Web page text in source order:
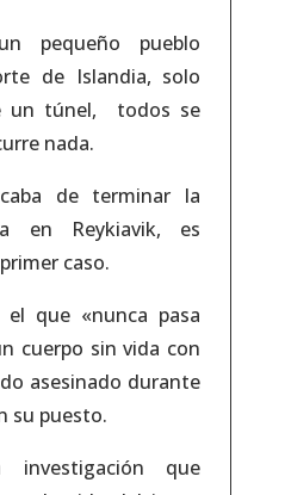
pequeño pueblo
de Islandia, solo
un túnel, todos se
nada.
de terminar la
en Reykiavik, es
caso.
que «nunca pasa
cuerpo sin vida con
asesinado durante
su puesto.
investigación que